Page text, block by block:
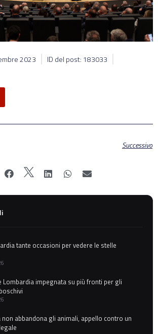
2023
ID del post: 183033
Successivo
tante occasioni per vedere le stelle
Lombardia impegnata su più fronti per gli
non abbandona gli animali, appello contro un